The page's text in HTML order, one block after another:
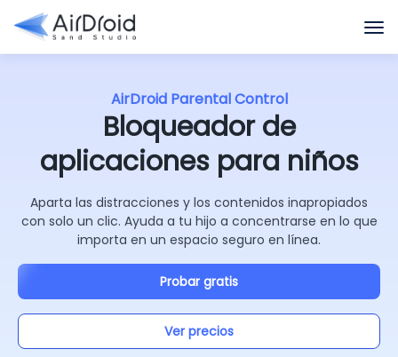
AirDroid Parental Control
Bloqueador de
aplicaciones para niños
Aparta las distracciones y los contenidos inapropiados
con solo un clic. Ayuda a tu hijo a concentrarse en lo que
importa en un espacio seguro en línea.
Probar gratis
Ver precios